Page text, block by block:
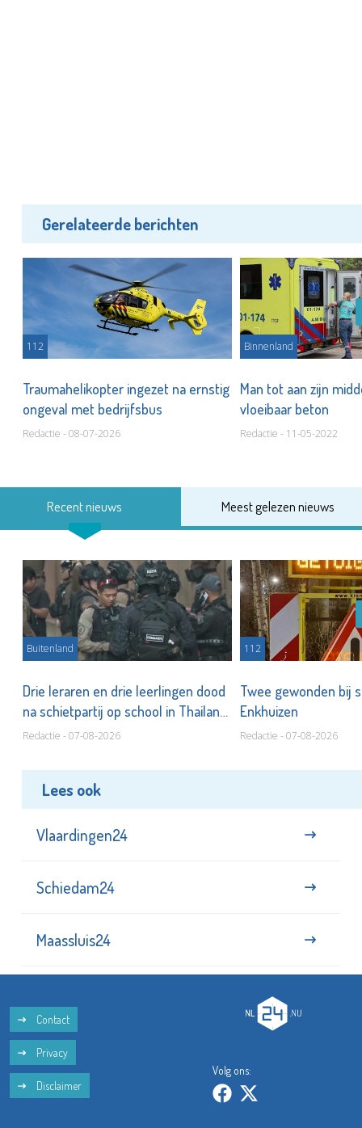
Gerelateerde berichten
112
Traumahelikopter ingezet na ernstig
ongeval met bedrijfsbus
Redactie - 08-07-2026
Binnenland
Man tot aan zijn
vloeibaar beton
Redactie - 11-05-2022
Recent nieuws Meest gelezen nieuws
Buitenland
Drie leraren en drie leerlingen dood
na schietpartij op school in Thailand
Redactie - 07-08-2026
112
Twee gewonden bij
Enkhuizen
Redactie - 07-08-2026
Lees ook
Vlaardingen24
Schiedam24
Maassluis24
Contact
Privacy
Disclaimer
Volg ons: